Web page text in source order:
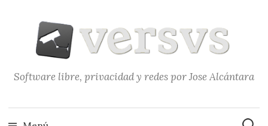
contenido
Software libre, privacidad y redes por Jose Alcántara